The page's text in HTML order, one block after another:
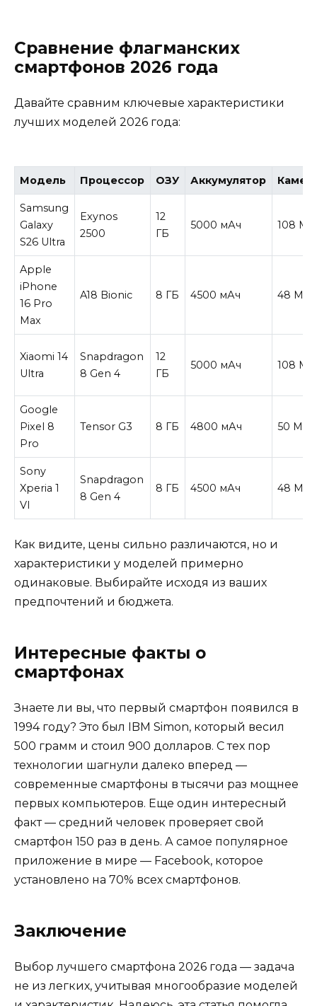
Сравнение флагманских
смартфонов 2026 года
Давайте сравним ключевые характеристики
лучших моделей 2026 года:
Модель Процессор ОЗУ Аккумулятор
Samsung
Galaxy
S26 Ultra
Exynos
2500
12
ГБ
5000 мАч 108 Мп
Apple
iPhone
16 Pro
Max
A18 Bionic 8 ГБ 4500 мАч 48 Мп
Xiaomi 14
Ultra
Snapdragon
8 Gen 4
12
ГБ
5000 мАч 108 Мп
Google
Pixel 8
Pro
Tensor G3 8 ГБ 4800 мАч 50 Мп
Sony
Xperia 1
VI
Snapdragon
8 Gen 4
8 ГБ 4500 мАч 48 Мп
Как видите, цены сильно различаются, но и
характеристики у моделей примерно
одинаковые. Выбирайте исходя из ваших
предпочтений и бюджета.
Интересные факты о
смартфонах
Знаете ли вы, что первый смартфон появился в
1994 году? Это был IBM Simon, который весил
500 грамм и стоил 900 долларов. С тех пор
технологии шагнули далеко вперед —
современные смартфоны в тысячи раз мощнее
первых компьютеров. Еще один интересный
факт — средний человек проверяет свой
смартфон 150 раз в день. А самое популярное
приложение в мире — Facebook, которое
установлено на 70% всех смартфонов.
Заключение
Выбор лучшего смартфона 2026 года — задача
не из легких, учитывая многообразие моделей